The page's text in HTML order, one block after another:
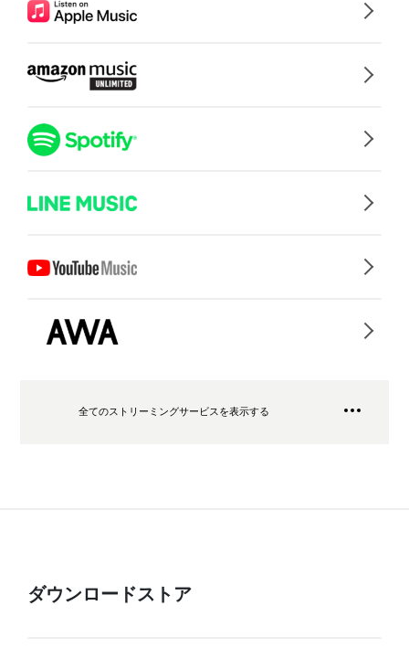
全てのストリーミングサービスを表示する
ダウンロードストア